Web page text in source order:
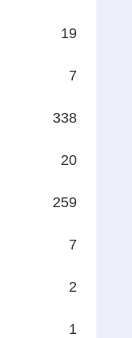
19
7
338
20
259
7
2
1